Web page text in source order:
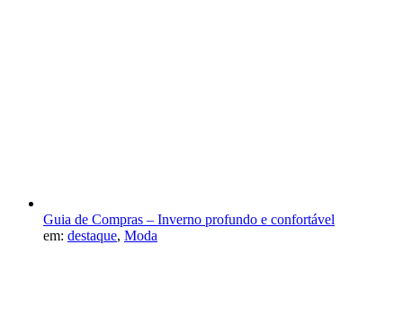
Guia de Compras – Inverno profundo e confortável
em: destaque, Moda